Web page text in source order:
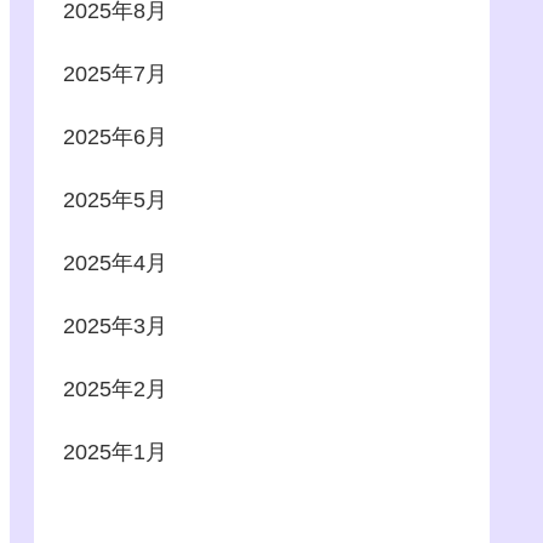
2025年8月
2025年7月
2025年6月
2025年5月
2025年4月
2025年3月
2025年2月
2025年1月